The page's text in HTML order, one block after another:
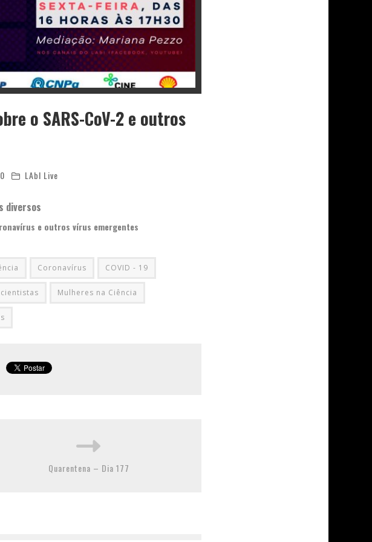
o SARS-CoV-2 e outros
LAbI Live
diversos
e outros vírus emergentes
Coronavírus COVID - 19
Mulheres na Ciência
Quarentena – Dia 177